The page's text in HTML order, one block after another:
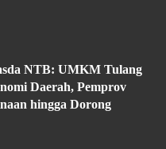
NTB: UMKM Tulang
Daerah, Pemprov
hingga Dorong